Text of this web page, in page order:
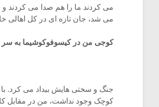
می کردند ما را هم صدا می کردند
می شد، جان تازه ای در کل اهالی
کوجی من در کیسوفوکوشیما به
جنگ و سختی هایش بیداد می کرد.
کوچک وجود نداشت، من در مقابل